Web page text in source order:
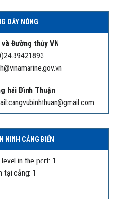
DÂY NÓNG
Đường thủy VN
hải Bình Thuận
NINH CẢNG BIỂN
in the port: 1
tại cảng: 1